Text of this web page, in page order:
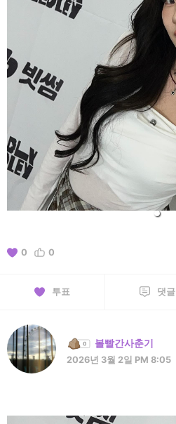
0 0
투표 댓글
볼빨간사춘기
2026년 3월 2일 PM 8:05